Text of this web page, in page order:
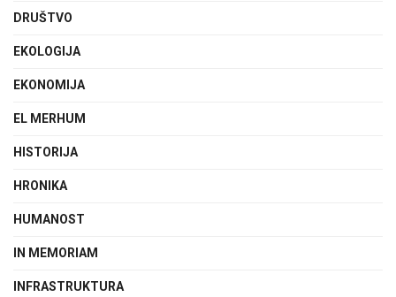
DRUŠTVO
EKOLOGIJA
EKONOMIJA
EL MERHUM
HISTORIJA
HRONIKA
HUMANOST
IN MEMORIAM
INFRASTRUKTURA